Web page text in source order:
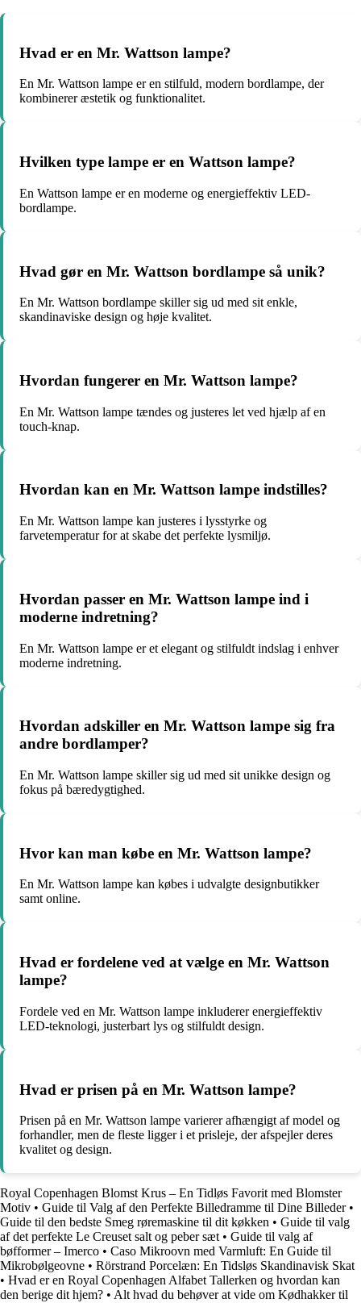
Hvad er en Mr. Wattson lampe?
En Mr. Wattson lampe er en stilfuld, modern bordlampe, der
kombinerer æstetik og funktionalitet.
Hvilken type lampe er en Wattson lampe?
En Wattson lampe er en moderne og energieffektiv LED-
bordlampe.
Hvad gør en Mr. Wattson bordlampe så unik?
En Mr. Wattson bordlampe skiller sig ud med sit enkle,
skandinaviske design og høje kvalitet.
Hvordan fungerer en Mr. Wattson lampe?
En Mr. Wattson lampe tændes og justeres let ved hjælp af en
touch-knap.
Hvordan kan en Mr. Wattson lampe indstilles?
En Mr. Wattson lampe kan justeres i lysstyrke og
farvetemperatur for at skabe det perfekte lysmiljø.
Hvordan passer en Mr. Wattson lampe ind i
moderne indretning?
En Mr. Wattson lampe er et elegant og stilfuldt indslag i enhver
moderne indretning.
Hvordan adskiller en Mr. Wattson lampe sig fra
andre bordlamper?
En Mr. Wattson lampe skiller sig ud med sit unikke design og
fokus på bæredygtighed.
Hvor kan man købe en Mr. Wattson lampe?
En Mr. Wattson lampe kan købes i udvalgte designbutikker
samt online.
Hvad er fordelene ved at vælge en Mr. Wattson
lampe?
Fordele ved en Mr. Wattson lampe inkluderer energieffektiv
LED-teknologi, justerbart lys og stilfuldt design.
Hvad er prisen på en Mr. Wattson lampe?
Prisen på en Mr. Wattson lampe varierer afhængigt af model og
forhandler, men de fleste ligger i et prisleje, der afspejler deres
kvalitet og design.
Royal Copenhagen Blomst Krus – En Tidløs Favorit med Blomster
Motiv • Guide til Valg af den Perfekte Billedramme til Dine Billeder•
Guide til den bedste Smeg røremaskine til dit køkken • Guide til valg
af det perfekte Le Creuset salt og peber sæt • Guide til valg af
bøfformer – Imerco • Caso Mikroovn med Varmluft: En Guide til
Mikrobølgeovne • Rörstrand Porcelæn: En Tidsløs Skandinavisk Skat
• Hvad er en Royal Copenhagen Alfabet Tallerken og hvordan kan
den berige dit hjem? • Alt hvad du behøver at vide om Kødhakker til